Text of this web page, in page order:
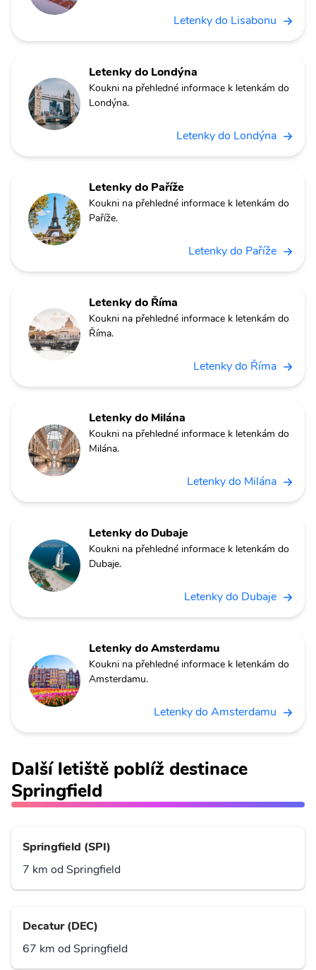
Letenky do Lisabonu
Letenky do Londýna
Koukni na přehledné informace k letenkám do
Londýna.
Letenky do Londýna
Letenky do Paříže
Koukni na přehledné informace k letenkám do
Paříže.
Letenky do Paříže
Letenky do Říma
Koukni na přehledné informace k letenkám do
Říma.
Letenky do Říma
Letenky do Milána
Koukni na přehledné informace k letenkám do
Milána.
Letenky do Milána
Letenky do Dubaje
Koukni na přehledné informace k letenkám do
Dubaje.
Letenky do Dubaje
Letenky do Amsterdamu
Koukni na přehledné informace k letenkám do
Amsterdamu.
Letenky do Amsterdamu
Další letiště poblíž destinace
Springfield
Springfield (SPI)
7 km od Springfield
Decatur (DEC)
67 km od Springfield